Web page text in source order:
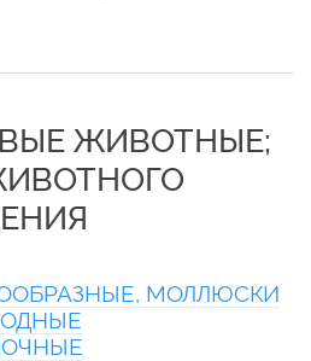
ЖИВОТНЫЕ;
МОЛЛЮСКИ